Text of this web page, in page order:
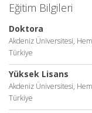
Eğitim Bilgileri
Doktora
Akdeniz Üniversitesi,
Türkiye
Yüksek Lisans
Akdeniz Üniversitesi,
Türkiye